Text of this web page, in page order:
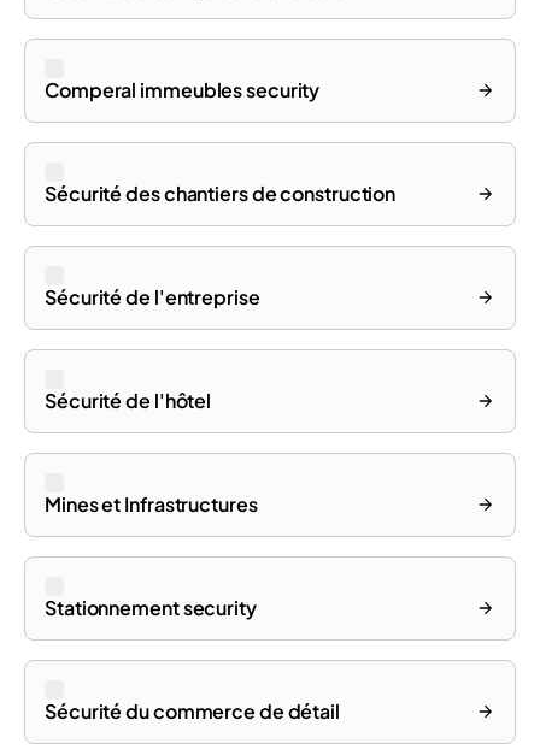
Comperal immeubles security
Sécurité des chantiers de construction
Sécurité de l'entreprise
Sécurité de l'hôtel
Mines et Infrastructures
Stationnement security
Sécurité du commerce de détail